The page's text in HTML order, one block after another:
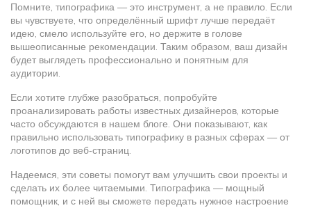
Помните, типографика — это инструмент, а не правило. Если
вы чувствуете, что определённый шрифт лучше передаёт
идею, смело используйте его, но держите в голове
вышеописанные рекомендации. Таким образом, ваш дизайн
будет выглядеть профессионально и понятным для
аудитории.
Если хотите глубже разобраться, попробуйте
проанализировать работы известных дизайнеров, которые
часто обсуждаются в нашем блоге. Они показывают, как
правильно использовать типографику в разных сферах — от
логотипов до веб‑страниц.
Надеемся, эти советы помогут вам улучшить свои проекты и
сделать их более читаемыми. Типографика — мощный
помощник, и с ней вы сможете передать нужное настроение